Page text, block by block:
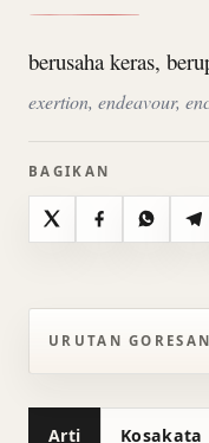
berusaha keras,
exertion, endeavour,
BAGIKAN
X Facebook
URUTAN GORESAN
Arti Kosakata